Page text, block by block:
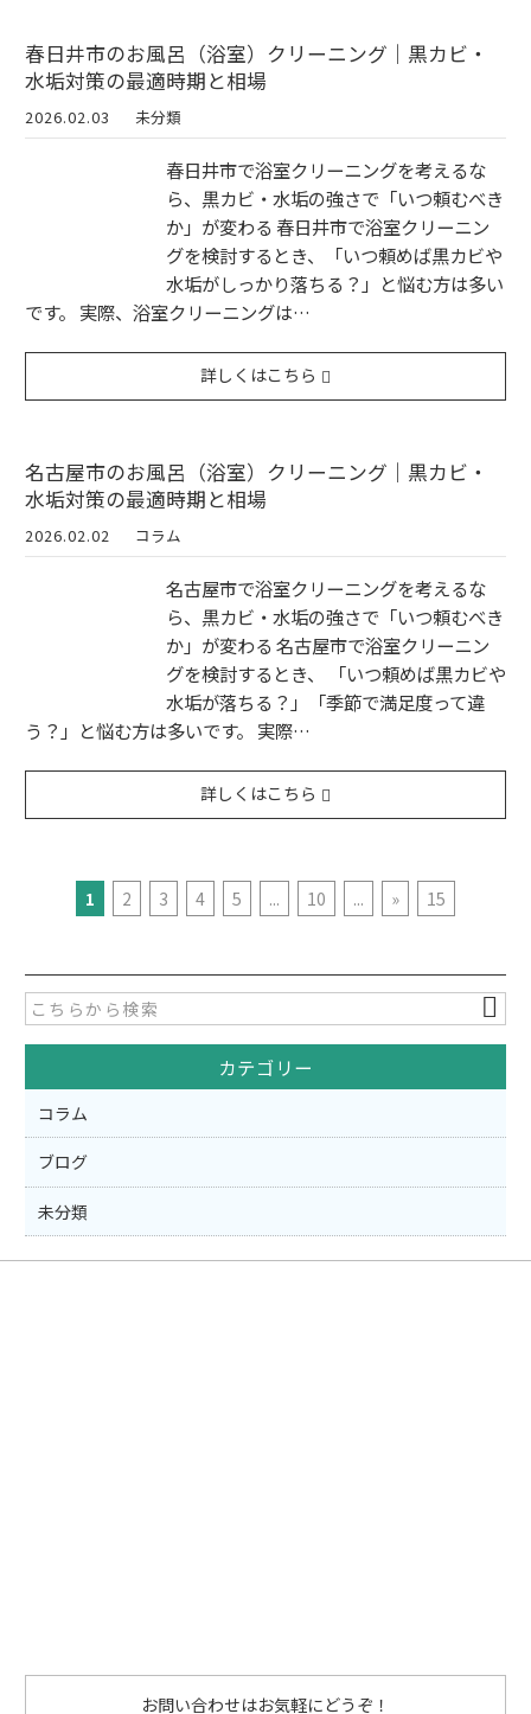
春日井市のお風呂（浴室）クリーニング｜黒カビ・
水垢対策の最適時期と相場
2026.02.03 未分類
春日井市で浴室クリーニングを考えるな
ら、黒カビ・水垢の強さで「いつ頼むべき
か」が変わる 春日井市で浴室クリーニン
グを検討するとき、「いつ頼めば黒カビや
水垢がしっかり落ちる？」と悩む方は多い
です。 実際、浴室クリーニングは…
詳しくはこちら
名古屋市のお風呂（浴室）クリーニング｜黒カビ・
水垢対策の最適時期と相場
2026.02.02 コラム
名古屋市で浴室クリーニングを考えるな
ら、黒カビ・水垢の強さで「いつ頼むべき
か」が変わる 名古屋市で浴室クリーニン
グを検討するとき、 「いつ頼めば黒カビや
水垢が落ちる？」「季節で満足度って違
う？」と悩む方は多いです。 実際…
詳しくはこちら
1 2 3 4 5 ... 10 ... » 15
カテゴリー
コラム
ブログ
未分類
お問い合わせはお気軽にどうぞ！